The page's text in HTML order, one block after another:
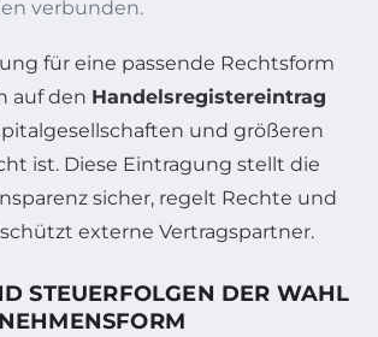
verbunden.
für eine passende Rechtsform
auf den Handelsregistereintrag
und größeren
ist. Diese Eintragung stellt die
sicher, regelt Rechte und
externe Vertragspartner.
STEUERFOLGEN DER WAHL